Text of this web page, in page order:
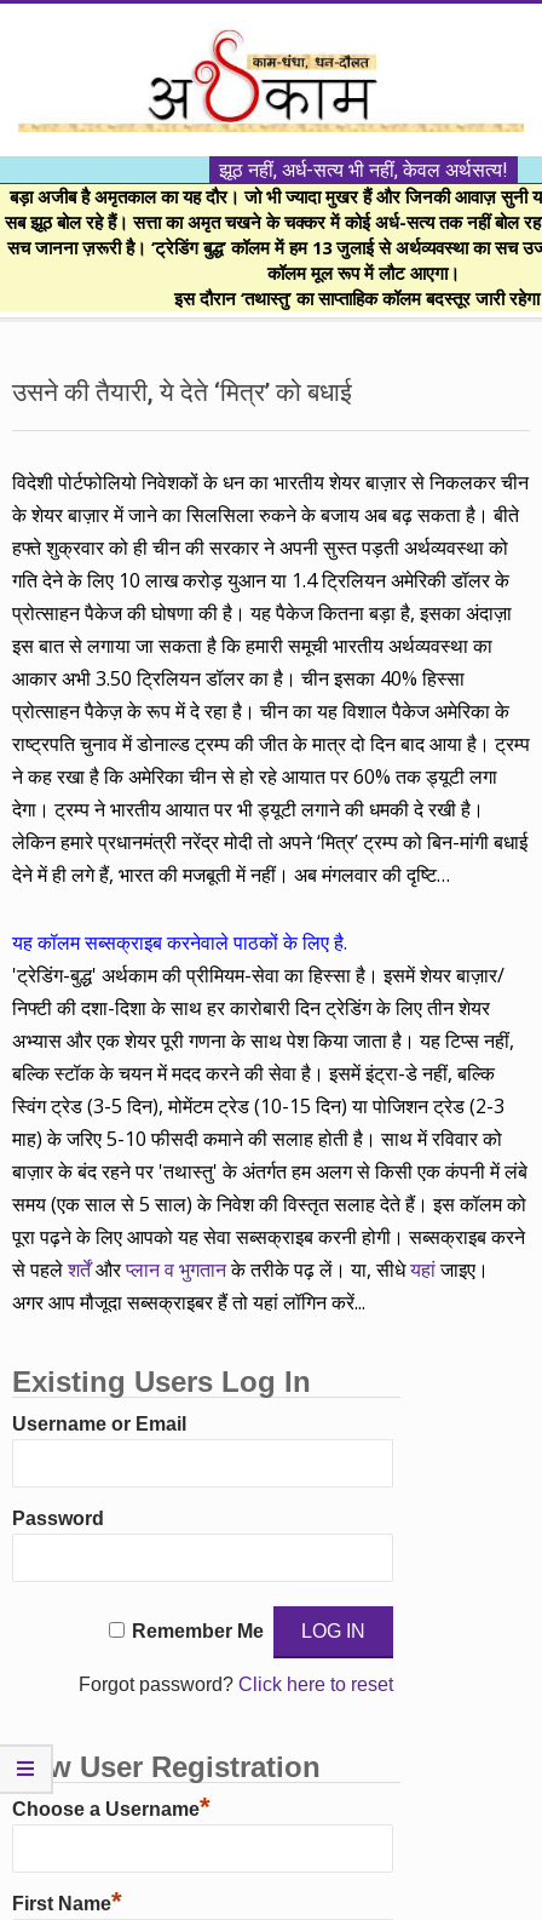
।।
अर्थकाम।।
BE
FINANCIALLY
CLEVER!
झूठ नहीं, अर्ध-सत्य भी नहीं, केवल अर्थसत्य!
बड़ा अजीब है अमृतकाल का यह दौर। जो भी ज्यादा मुखर हैं और जिनकी आवाज़ सुनी
सब झूठ बोल रहे हैं। सत्ता का अमृत चखने के चक्कर में कोई अर्ध-सत्य तक नहीं बोल
सच जानना ज़रूरी है। ‘ट्रेडिंग बुद्ध’ कॉलम में हम 13 जुलाई से अर्थव्यवस्था का सच
कॉलम मूल रूप में लौट आएगा।
इस दौरान ‘तथास्तु’ का साप्ताहिक कॉलम बदस्तूर जारी
Menu
उसने की तैयारी, ये देते ‘मित्र’ को बधाई
विदेशी पोर्टफोलियो निवेशकों के धन का भारतीय शेयर बाज़ार से निकलकर चीन
के शेयर बाज़ार में जाने का सिलसिला रुकने के बजाय अब बढ़ सकता है। बीते
हफ्ते शुक्रवार को ही चीन की सरकार ने अपनी सुस्त पड़ती अर्थव्यवस्था को
गति देने के लिए 10 लाख करोड़ युआन या 1.4 ट्रिलियन अमेरिकी डॉलर के
प्रोत्साहन पैकेज की घोषणा की है। यह पैकेज कितना बड़ा है, इसका अंदाज़ा
इस बात से लगाया जा सकता है कि हमारी समूची भारतीय अर्थव्यवस्था का
आकार अभी 3.50 ट्रिलियन डॉलर का है। चीन इसका 40% हिस्सा
प्रोत्साहन पैकेज़ के रूप में दे रहा है। चीन का यह विशाल पैकेज अमेरिका के
राष्ट्रपति चुनाव में डोनाल्ड ट्रम्प की जीत के मात्र दो दिन बाद आया है। ट्रम्प
ने कह रखा है कि अमेरिका चीन से हो रहे आयात पर 60% तक ड्यूटी लगा
देगा। ट्रम्प ने भारतीय आयात पर भी ड्यूटी लगाने की धमकी दे रखी है।
लेकिन हमारे प्रधानमंत्री नरेंद्र मोदी तो अपने ‘मित्र’ ट्रम्प को बिन-मांगी बधाई
देने में ही लगे हैं, भारत की मजबूती में नहीं। अब मंगलवार की दृष्टि…
यह कॉलम सब्सक्राइब करनेवाले पाठकों के लिए है.
'ट्रेडिंग-बुद्ध' अर्थकाम की प्रीमियम-सेवा का हिस्सा है। इसमें शेयर बाज़ार/
निफ्टी की दशा-दिशा के साथ हर कारोबारी दिन ट्रेडिंग के लिए तीन शेयर
अभ्यास और एक शेयर पूरी गणना के साथ पेश किया जाता है। यह टिप्स नहीं,
बल्कि स्टॉक के चयन में मदद करने की सेवा है। इसमें इंट्रा-डे नहीं, बल्कि
स्विंग ट्रेड (3-5 दिन), मोमेंटम ट्रेड (10-15 दिन) या पोजिशन ट्रेड (2-3
माह) के जरिए 5-10 फीसदी कमाने की सलाह होती है। साथ में रविवार को
बाज़ार के बंद रहने पर 'तथास्तु' के अंतर्गत हम अलग से किसी एक कंपनी में लंबे
समय (एक साल से 5 साल) के निवेश की विस्तृत सलाह देते हैं। इस कॉलम को
पूरा पढ़ने के लिए आपको यह सेवा सब्सक्राइब करनी होगी। सब्सक्राइब करने
से पहलेशर्तेंऔरप्लान व भुगतानके तरीके पढ़ लें। या, सीधेयहांजाइए।
अगर आप मौजूदा सब्सक्राइबर हैं तो यहां लॉगिन करें...
Existing Users Log In
Username or Email
Password
Remember Me
Forgot password? Click here to reset
New User Registration
Choose a Username*
First Name*